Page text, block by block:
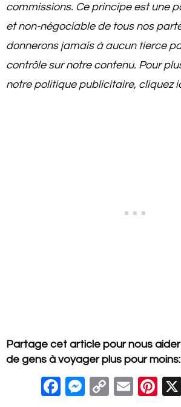
commissions. Ce principe est une
et non-négociable de tous nos
donnerons jamais à aucun tierce
contrôle sur notre contenu. Pour
notre politique publicitaire, cliquez
Partage cet article pour nous
de gens à voyager plus pour moins:
F
M
C
E
Pi